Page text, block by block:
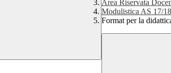
Area Riservata
Modulistica AS 17/18
Format per la